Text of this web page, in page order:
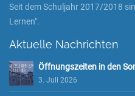
Seit dem Schuljahr 2017/2018
Lernen".
Aktuelle Nachrichten
Öffnungszeiten in den
3. Juli 2026